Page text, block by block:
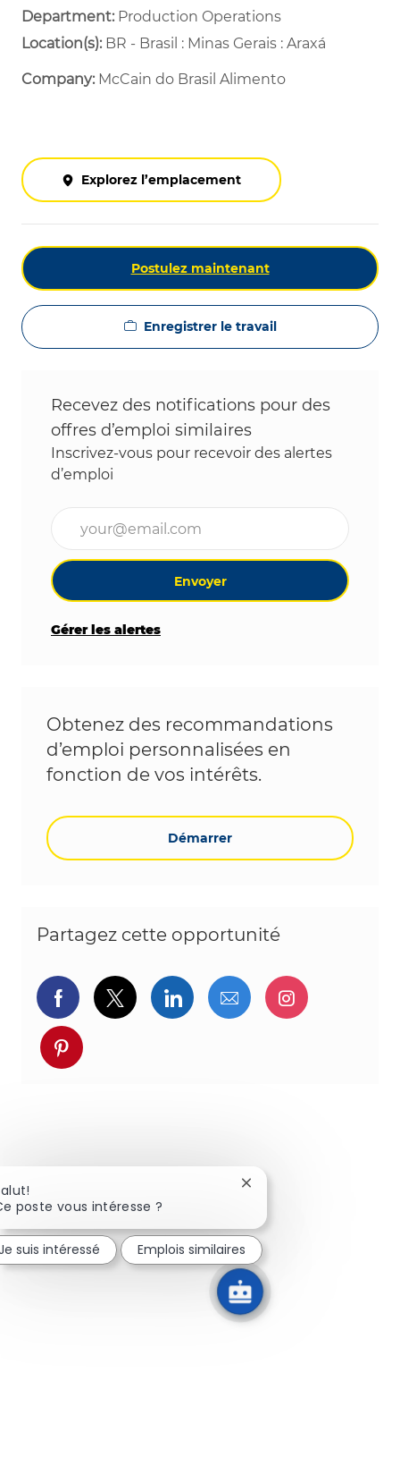
Department: ​ Production Operations ​
Location(s):BR - Brasil : Minas Gerais : Araxá
Company: McCain do Brasil Alimento
Explorez l’emplacement
Postulez maintenant
Enregistrer le travail
Recevez des notifications pour des
offres d’emploi similaires
Inscrivez-vous pour recevoir des alertes
d’emploi
Envoyer
Gérer les alertes
Obtenez des recommandations
d’emploi personnalisées en
fonction de vos intérêts.
Démarrer
Partagez cette opportunité
Partager via Facebook
Partager via twitter
Partager via LinkedIn
Partager par e-
Partager
Partager via pinterest
poste vous intéresse ?
Fermer la notification
suis intéressé Emplois similaires